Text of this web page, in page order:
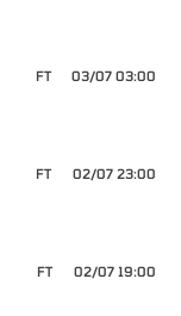
03/07 03:00
FT
02/07 23:00
FT
02/07 19:00
FT